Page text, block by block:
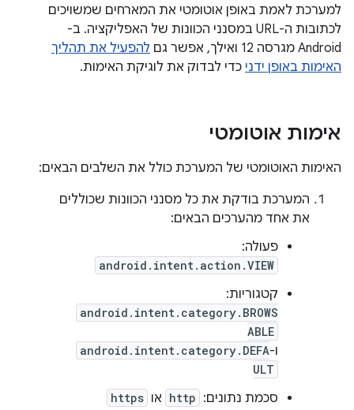
למערכת לאמת באופן אוטומטי את המארחים שמשויכים
לכתובות ה-URL במסנני הכוונות של האפליקציה. ב-
Android מגרסה 12 ואילך, אפשר גם
להפעיל את תהליך
האימות באופן ידני כדי לבדוק את לוגיקת האימות.
אימות אוטומטי
האימות האוטומטי של המערכת כולל את השלבים הבאים:
המערכת בודקת את כל מסנני הכוונות שכוללים
את אחד מהערכים הבאים:
פעולה:
android.intent.action.VIEW
קטגוריות:
android.intent.category.BROWS
ABLE
ו-android.intent.category.DEFA
ULT
סכמת נתונים: http או https